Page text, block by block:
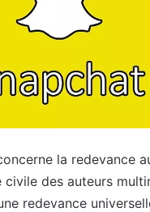
la redevance
civile des auteurs
redevance